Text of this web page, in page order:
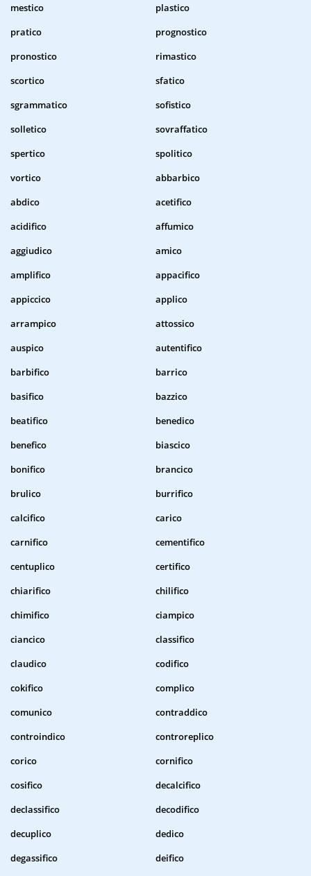
mestico
plastico
pratico
prognostico
pronostico
rimastico
scortico
sfatico
sgrammatico
sofistico
solletico
sovraffatico
spertico
spolitico
vortico
abbarbico
abdico
acetifico
acidifico
affumico
aggiudico
amico
amplifico
appacifico
appiccico
applico
arrampico
attossico
auspico
autentifico
barbifico
barrico
basifico
bazzico
beatifico
benedico
benefico
biascico
bonifico
brancico
brulico
burrifico
calcifico
carico
carnifico
cementifico
centuplico
certifico
chiarifico
chilifico
chimifico
ciampico
ciancico
classifico
claudico
codifico
cokifico
complico
comunico
contraddico
controindico
controreplico
corico
cornifico
cosifico
decalcifico
declassifico
decodifico
decuplico
dedico
degassifico
deifico